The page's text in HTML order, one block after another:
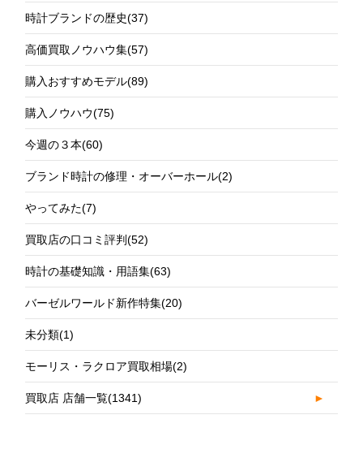
時計ブランドの歴史(37)
高価買取ノウハウ集(57)
購入おすすめモデル(89)
購入ノウハウ(75)
今週の３本(60)
ブランド時計の修理・オーバーホール(2)
やってみた(7)
買取店の口コミ評判(52)
時計の基礎知識・用語集(63)
バーゼルワールド新作特集(20)
未分類(1)
モーリス・ラクロア買取相場(2)
買取店 店舗一覧(1341) ►